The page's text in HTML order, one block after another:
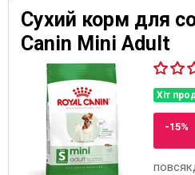
Сухий корм для
Canin Mini Adult
Хіт
-15%